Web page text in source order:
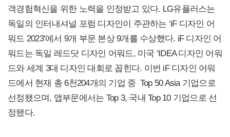
객경험혁신을 위한 노력을 인정받고 있다. LG유플러스는
독일의 인터내셔널 포럼 디자인이 주관하는 ‘iF 디자인 어
워드 2023’에서 9개 부문 본상 9개를 수상했다. iF 디자인 어
워드는 독일 레드닷 디자인 어워드, 미국 ‘IDEA 디자인 어워
드와 세계 3대 디자인 대회로 꼽힌다. 이번 iF 디자인 어워
드에서 현재 총 6천204개의 기업 중 Top 50 Asia 기업으로
선정됐으며, 앱부문에서는 Top 3, 국내 Top 10 기업으로 선
정됐다.